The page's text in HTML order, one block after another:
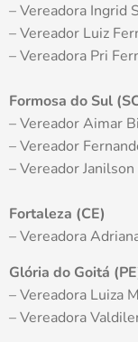
– Vereadora Ingrid
– Vereador Luiz
– Vereadora Pri
Formosa do Sul
– Vereador Aimar
– Vereador
– Vereador Janilson
Fortaleza (CE)
– Vereadora
Glória do Goitá
– Vereadora Luiza
– Vereadora